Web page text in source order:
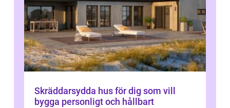
Skräddarsydda hus för dig som vill
bygga personligt och hållbart